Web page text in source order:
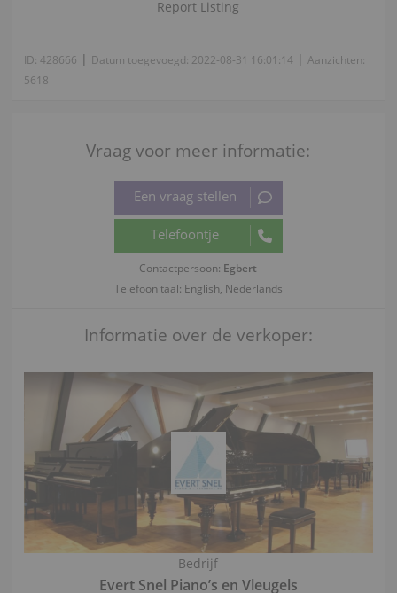
Report Listing
ID: 428666 | Datum toegevoegd: 2022-08-31 16:01:14 | Aanzichten:
5618
Vraag voor meer informatie:
Contactpersoon: Egbert
Telefoon taal: English, Nederlands
Informatie over de verkoper:
Bedrijf
Evert Snel Piano’s en Vleugels